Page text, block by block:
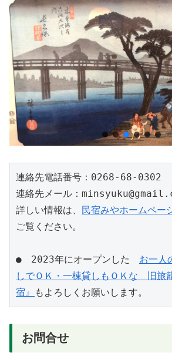
連絡先電話番号：0268-68-0302
連絡先メール：
詳しい情報は、 民宿みやホームペー
ご覧ください。
●　2023年にオープンした お一人
しでＯＫ・一棟貸しもＯＫな　旧旅
宿』
もよろしくお願いします。
お問合せ